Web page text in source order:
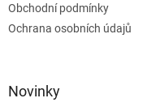
Obchodní podmínky
Ochrana osobních údajů
Novinky